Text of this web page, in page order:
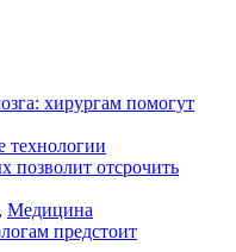
хирургам помогут
технологии
позволит отсрочить
, Медицина
предстоит